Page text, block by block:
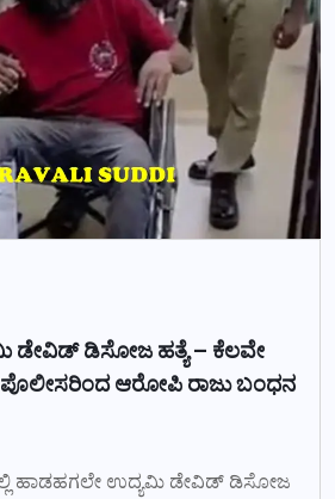
ಡೇವಿಡ್ ಡಿಸೋಜ ಹತ್ಯೆ – ಕೆಲವೇ
ಆರೋಪಿ ರಾಜು ಬಂಧನ
ಹಾಡಹಗಲೇ ಉದ್ಯಮಿ ಡೇವಿಡ್ ಡಿಸೋಜ